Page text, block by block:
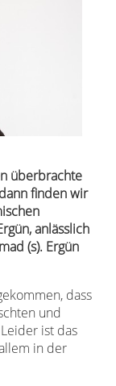
überbrachte
finden wir
anlässlich
(s). Ergün
dass
und
ist das
in der